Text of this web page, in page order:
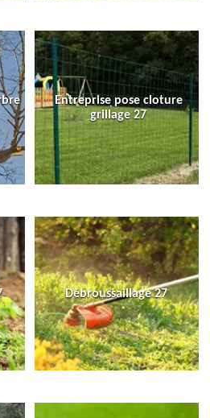
Entreprise pose cloture
grillage 27
Débroussaillage 27